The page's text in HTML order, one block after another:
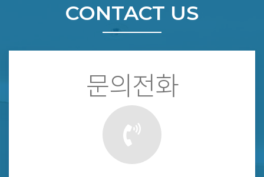
CONTACT US
문의전화